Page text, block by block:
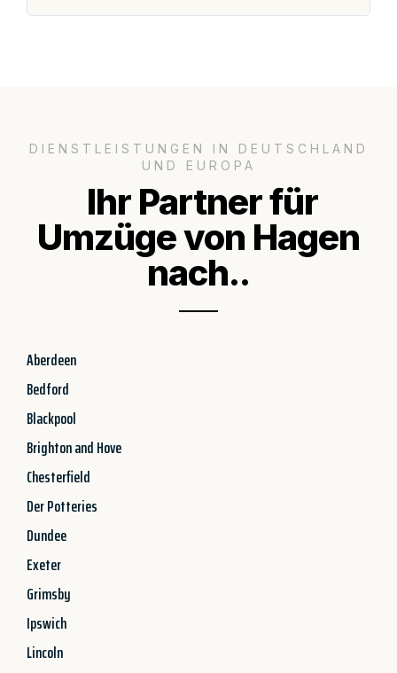
DIENSTLEISTUNGEN IN DEUTSCHLAND
UND EUROPA
Ihr Partner für
Umzüge von Hagen
nach..
Aberdeen
Bedford
Blackpool
Brighton and Hove
Chesterfield
Der Potteries
Dundee
Exeter
Grimsby
Ipswich
Lincoln